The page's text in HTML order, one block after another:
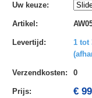
Uw keuze:
Artikel :
Levertijd :
1 tot
Verzendkosten: 0
Prijs: €